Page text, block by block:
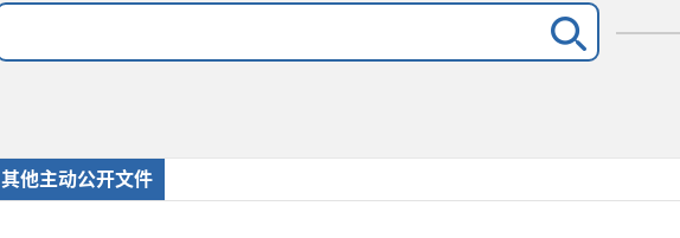
其他主动公开文件